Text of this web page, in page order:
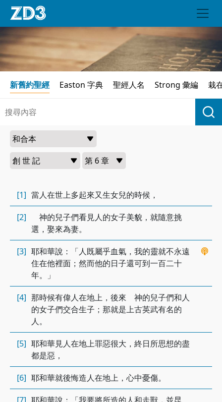
新舊約聖經 Easton 字典 聖經人名 Strong 彙編 栽
[1] 當人在世上多起來又生女兒的時候，
[2]
神的兒子們看見人的女子美貌，就隨意挑
選，娶來為妻。
[3] 耶和華說：「人既屬乎血氣，我的靈就不永遠
住在他裡面；然而他的日子還可到一百二十
年。」
[4] 那時候有偉人在地上，後來 神的兒子們和人
的女子們交合生子；那就是上古英武有名的
人。
[5] 耶和華見人在地上罪惡很大，終日所思想的盡
都是惡，
[6] 耶和華就後悔造人在地上，心中憂傷。